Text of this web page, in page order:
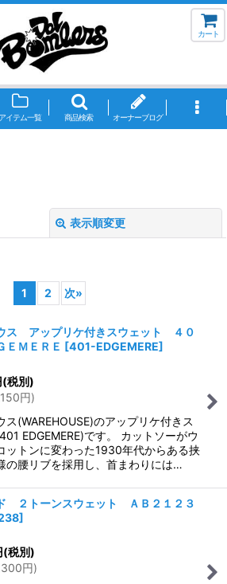
カート
アイテム一覧 商品検索 オーナーブログ
表示順変更
絞り込む
1 2 次»
ス アップリケ付きスウェット ４０
ＭＥＲＥ [401-EDGEMERE]
(税別)
円)
ス(WAREHOUSE)のアップリケ付きス
EDGEMERE)です。 カットソーがウ
ットンに変わった1930年代からある挟
の腰リブを採用し、首まわりには…
２トーンスウェット ＡＢ２１２３
]
(税別)
円)